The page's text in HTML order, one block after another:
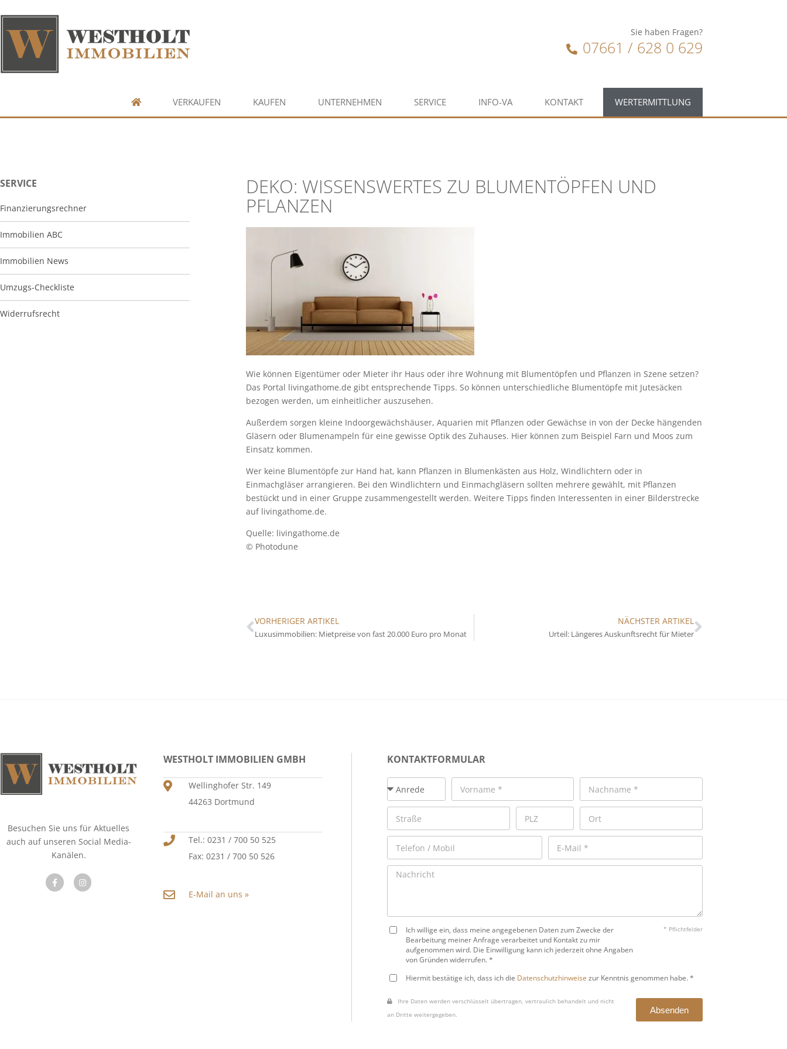
Sie haben Fragen?
07661 / 628 0 629
VERKAUFEN KAUFEN UNTERNEHMEN SERVICE INFO-VA KONTAKT WERTERMITTLUNG
SERVICE
Finanzierungsrechner
Immobilien ABC
Immobilien News
Umzugs-Checkliste
Widerrufsrecht
DEKO: WISSENSWERTES ZU BLUMENTÖPFEN UND
PFLANZEN
Wie können Eigentümer oder Mieter ihr Haus oder ihre Wohnung mit Blumentöpfen und Pflanzen in Szene setzen?
Das Portal livingathome.de gibt entsprechende Tipps. So können unterschiedliche Blumentöpfe mit Jutesäcken
bezogen werden, um einheitlicher auszusehen.
Außerdem sorgen kleine Indoorgewächshäuser, Aquarien mit Pflanzen oder Gewächse in von der Decke hängenden
Gläsern oder Blumenampeln für eine gewisse Optik des Zuhauses. Hier können zum Beispiel Farn und Moos zum
Einsatz kommen.
Wer keine Blumentöpfe zur Hand hat, kann Pflanzen in Blumenkästen aus Holz, Windlichtern oder in
Einmachgläser arrangieren. Bei den Windlichtern und Einmachgläsern sollten mehrere gewählt, mit Pflanzen
bestückt und in einer Gruppe zusammengestellt werden. Weitere Tipps finden Interessenten in einer Bilderstrecke
auf livingathome.de.
Quelle: livingathome.de
© Photodune
VORHERIGER ARTIKEL
Luxusimmobilien: Mietpreise von fast 20.000 Euro pro Monat
NÄCHSTER ARTIKEL
Urteil: Längeres Auskunftsrecht für Mieter
Besuchen Sie uns für Aktuelles
auch auf unseren Social Media-
Kanälen.
WESTHOLT IMMOBILIEN GMBH
Wellinghofer Str. 149
44263 Dortmund
Tel.: 0231 / 700 50 525
Fax: 0231 / 700 50 526
E-Mail an uns »
KONTAKTFORMULAR
Ich willige ein, dass meine angegebenen Daten zum Zwecke der
Bearbeitung meiner Anfrage verarbeitet und Kontakt zu mir
aufgenommen wird. Die Einwilligung kann ich jederzeit ohne Angaben
von Gründen widerrufen. *
* Pflichtfelder
Hiermit bestätige ich, dass ich die Datenschutzhinweise zur Kenntnis genommen habe. *
Ihre Daten werden verschlüsselt übertragen, vertraulich behandelt und nicht
an Dritte weitergegeben.
Absenden